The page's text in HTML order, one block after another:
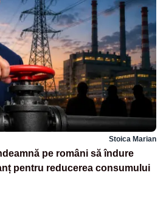
Stoica Marian
pe români să îndure
pentru reducerea consumului